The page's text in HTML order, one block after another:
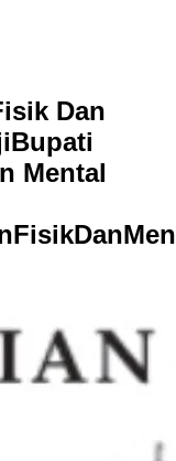
Dan
Bupati
Mental
FisikDanMen